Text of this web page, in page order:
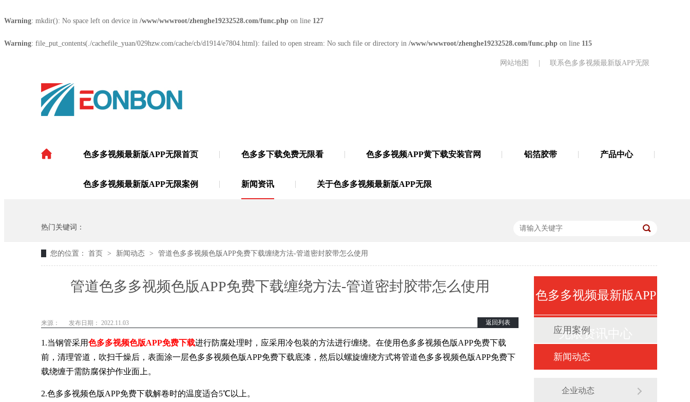
Warning: mkdir(): No space left on device in /www/wwwroot/zhenghe19232528.com/func.php on line 127
Warning: file_put_contents(./cachefile_yuan/029hzw.com/cache/cb/d1914/e7804.html): failed to open stream: No such file or directory in /www/wwwroot/zhenghe19232528.com/func.php on line 115
网站地图 联系色多多视频最新版APP无限
色多多视频最新版APP无限首页 色多多下载免费无限看 色多多视频APP黄下载安装官网 铝箔胶带 产品中心
色多多视频最新版APP无限案例 新闻资讯 关于色多多视频最新版APP无限
热门关键词：
您的位置： 首页 > 新闻动态 > 管道色多多视频色版APP免费下载缠绕方法-管道密封胶带怎么使用
管道色多多视频色版APP免费下载缠绕方法-管道密封胶带怎么使用
返回列表
来源： 发布日期： 2022.11.03
1.当钢管采用色多多视频色版APP免费下载进行防腐处理时，应采用冷包装的方法进行缠绕。在使用色多多视频色版APP免费下载
前，清理管道，吹扫千燥后，表面涂一层色多多视频色版APP免费下载底漆，然后以螺旋缠绕方式将管道色多多视频色版APP免费下
载绕缠于需防腐保护作业面上。
2.色多多视频色版APP免费下载解卷时的温度适合5℃以上。
色多多视频最新版APP
无限资讯中心
应用案例
新闻动态
企业动态